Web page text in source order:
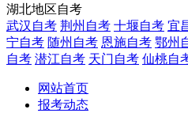
湖北地区自考
武汉自考 荆州自考 十堰自考 宜
宁自考 随州自考 恩施自考 鄂州
自考 潜江自考 天门自考 仙桃自
网站首页
报考动态